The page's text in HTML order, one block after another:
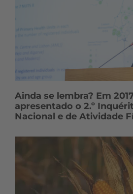
Ainda se lembra? Em
apresentado o 2.º
Nacional e de Atividade